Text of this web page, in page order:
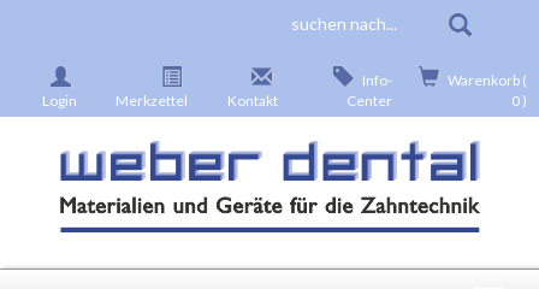
Login Merkzettel Kontakt
Info-
Center
Warenkorb (
0 )